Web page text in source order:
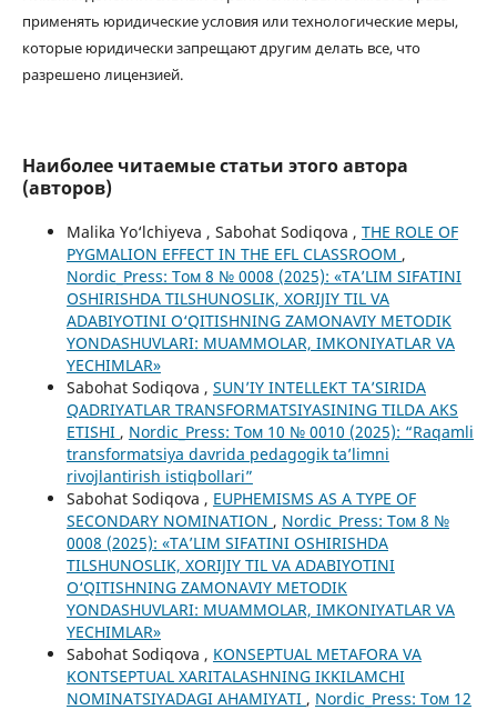
применять юридические условия или технологические меры,
которые юридически запрещают другим делать все, что
разрешено лицензией.
Наиболее читаемые статьи этого автора
(авторов)
Malika Yo‘lchiyeva , Sabohat Sodiqova , THE ROLE OF
PYGMALION EFFECT IN THE EFL CLASSROOM ,
Nordic_Press: Том 8 № 0008 (2025): «TA’LIM SIFATINI
OSHIRISHDA TILSHUNOSLIK, XORIJIY TIL VA
ADABIYOTINI O‘QITISHNING ZAMONAVIY METODIK
YONDASHUVLARI: MUAMMOLAR, IMKONIYATLAR VA
YECHIMLAR»
Sabohat Sodiqova , SUN’IY INTELLEKT TA’SIRIDA
QADRIYATLAR TRANSFORMATSIYASINING TILDA AKS
ETISHI , Nordic_Press: Том 10 № 0010 (2025): “Raqamli
transformatsiya davrida pedagogik ta’limni
rivojlantirish istiqbollari”
Sabohat Sodiqova , EUPHEMISMS AS A TYPE OF
SECONDARY NOMINATION , Nordic_Press: Том 8 №
0008 (2025): «TA’LIM SIFATINI OSHIRISHDA
TILSHUNOSLIK, XORIJIY TIL VA ADABIYOTINI
O‘QITISHNING ZAMONAVIY METODIK
YONDASHUVLARI: MUAMMOLAR, IMKONIYATLAR VA
YECHIMLAR»
Sabohat Sodiqova , KONSEPTUAL METAFORA VA
KONTSEPTUAL XARITALASHNING IKKILAMCHI
NOMINATSIYADAGI AHAMIYATI , Nordic_Press: Том 12